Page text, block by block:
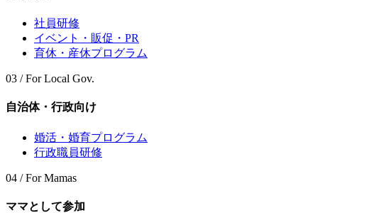
社員研修
イベント・販促・PR
育休・産休プログラム
03 / For Local Gov.
自治体・行政向け
婚活・婚育プログラム
行政職員研修
04 / For Mamas
ママとして参加